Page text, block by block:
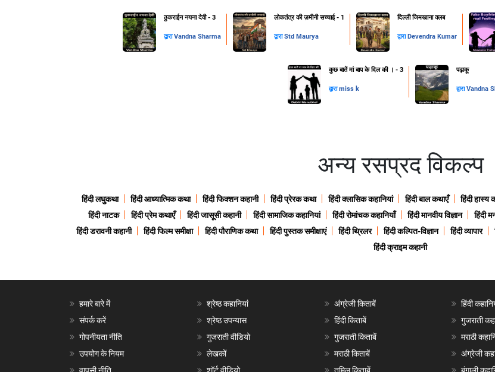
ठुकराईन नयना देवी - 3
द्वाराVandna Sharma
लोकतंत्र की ज़मीनी सच्चाई - 1
द्वाराStd Maurya
दिल्ली जिमखाना क्लब
द्वारा Devendra Kumar
कुछ बातें मां बाप के दिल की । - 3
द्वाराmiss k
पढ़ाकू
द्वाराVandna
अन्य रसप्रद विकल्प
हिंदी लघुकथा हिंदी आध्यात्मिक कथा हिंदी फिक्शन कहानी हिंदी प्रेरक कथा हिंदी क्लासिक कहानियां हिंदी बाल कथाएँ हिंदी हास्य
हिंदी नाटक
हिंदी प्रेम कथाएँ हिंदी जासूसी कहानी हिंदी सामाजिक कहानियां हिंदी रोमांचक कहानियाँ हिंदी मानवीय विज्ञान हिंदी
हिंदी डरावनी कहानी
हिंदी फिल्म समीक्षा हिंदी पौराणिक कथा हिंदी पुस्तक समीक्षाएं हिंदी थ्रिलर हिंदी कल्पित-विज्ञान हिंदी व्यापार
हिंदी क्राइम कहानी
हमारे बारे में
संपर्क करें
गोपनीयता नीति
उपयोग के नियम
श्रेष्ठ कहानियां
श्रेष्ठ उपन्यास
गुजराती वीडियो
लेखकों
अंग्रेजी किताबें
हिंदी किताबें
गुजराती किताबें
मराठी किताबें
हिंदी
गुजराती
मराठी
अंग्रेजी